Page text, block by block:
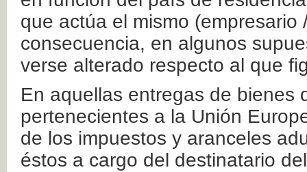
que actúa el mismo
consecuencia, en algunos
verse alterado respecto al que
En aquellas entregas de bienes
pertenecientes a la Unión
de los impuestos y aranceles
éstos a cargo del destinatario